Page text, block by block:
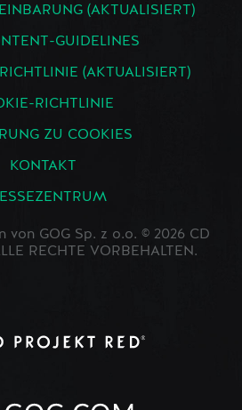
(AKTUALISIERT)
GUIDELINES
(AKTUALISIERT)
RICHTLINIE
ZU COOKIES
KONTAKT
von GOG Sp. z o.o. © 2026 CD
RECHTE VORBEHALTEN.